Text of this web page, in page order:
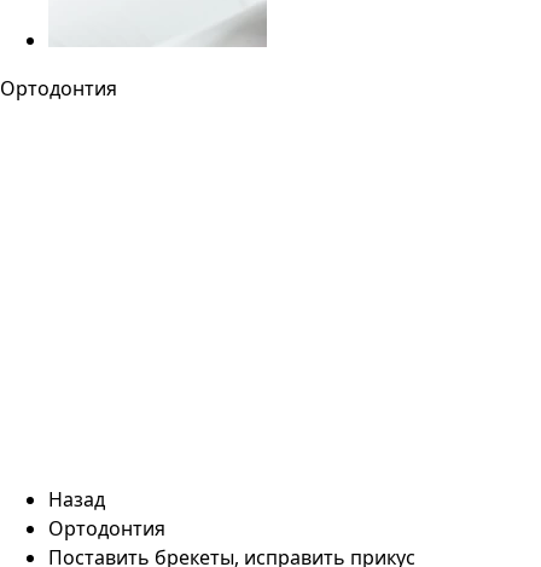
Ортодонтия
Назад
Ортодонтия
Поставить брекеты, исправить прикус